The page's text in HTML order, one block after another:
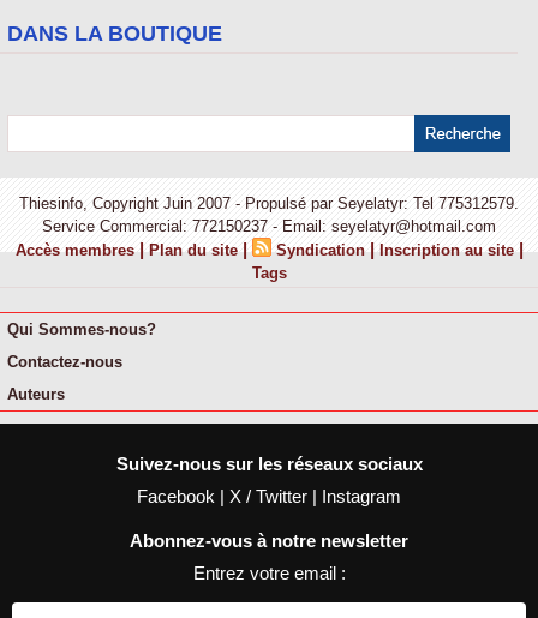
DANS LA BOUTIQUE
Thiesinfo, Copyright Juin 2007 - Propulsé par Seyelatyr: Tel 775312579.
Service Commercial: 772150237 - Email: seyelatyr@hotmail.com
Accès membres | Plan du site | Syndication | Inscription au site |
Tags
Qui Sommes-nous?
Contactez-nous
Auteurs
Suivez-nous sur les réseaux sociaux
Facebook | X / Twitter | Instagram
Abonnez-vous à notre newsletter
Entrez votre email :